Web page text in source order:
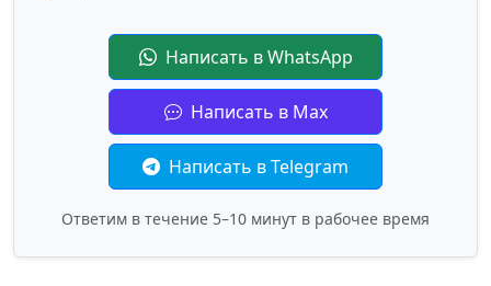
Написать в WhatsApp
Написать в Max
Написать в Telegram
Ответим в течение 5–10 минут в рабочее время